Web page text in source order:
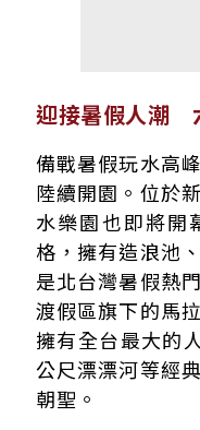
迎接暑假人潮
備戰暑假玩水高
陸續開園。位於
水樂園也即將開
格，擁有造浪池
是北台灣暑假熱
渡假區旗下的馬
擁有全台最大的
公尺漂漂河等經
朝聖。